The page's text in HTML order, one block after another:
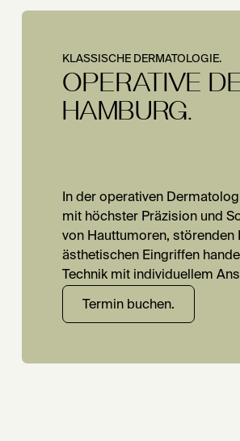
KLASSISCHE DERMATOLOGIE.
OPERATIVE
HAMBURG.
In der operativen
mit höchster Präzision und
von Hauttumoren, störenden
ästhetischen Eingriffen
Technik mit individuellem
Termin buchen.